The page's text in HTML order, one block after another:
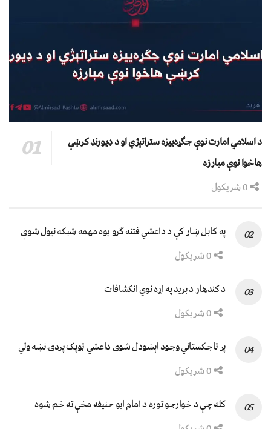
د اسلامي امارت نوې جګړه‌ییزه ستراتېژي او د ډیورنډ کرښې
هاخوا نوې مبارزه
په کابل ښار کې د داعشي فتنه ګرو يوه مهمه شبکه نيول شوې
د کندهار د برید په اړه نوي انکشافات
پر تاجکستاني وجود اېښودل شوی داعشي ټوپک پردۍ نښه ولي
کله چې د خوارجو توره د امام ابو حنیفه مخې ته خم شوه